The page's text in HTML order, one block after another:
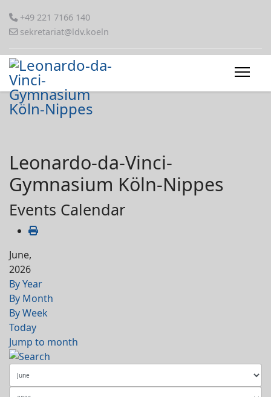
+49 221 7166 140
sekretariat@ldv.koeln
Leonardo-da-Vinci-
Gymnasium Köln-Nippes
Events Calendar
June,
2026
By Year
By Month
By Week
Today
Jump to month